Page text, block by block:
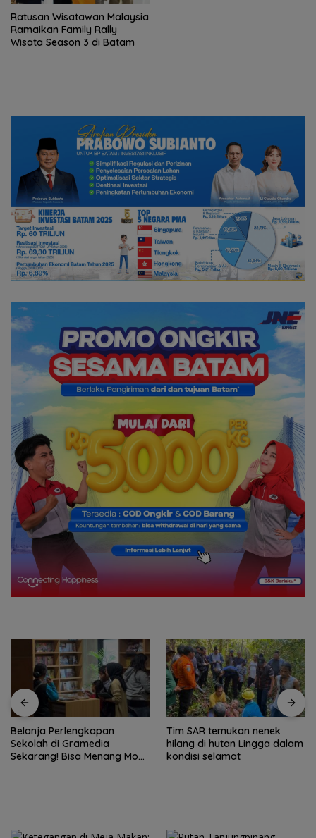
Ratusan Wisatawan Malaysia
Ramaikan Family Rally
Wisata Season 3 di Batam
Belanja Perlengkapan
Sekolah di Gramedia
Sekarang! Bisa Menang Mobil
Tim SAR temukan nenek
hilang di hutan Lingga dalam
kondisi selamat